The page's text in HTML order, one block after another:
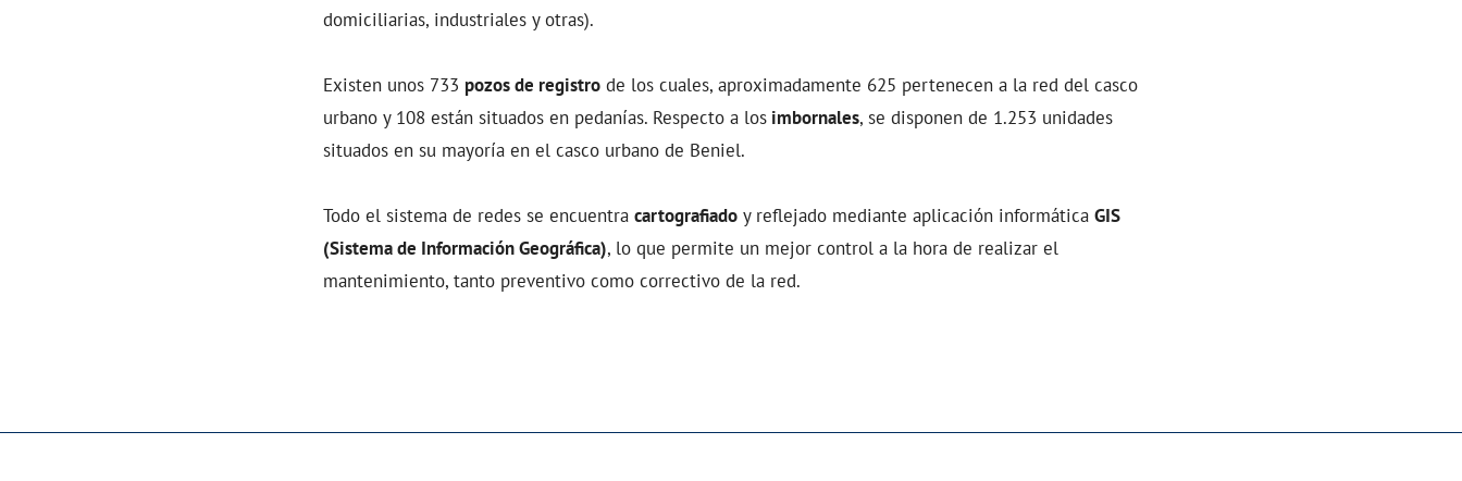
domiciliarias, industriales y otras).
Existen unos 733 pozos de registro de los cuales, aproximadamente 625 pertenecen a la red del casco
urbano y 108 están situados en pedanías. Respecto a los imbornales, se disponen de 1.253 unidades
situados en su mayoría en el casco urbano de Beniel.
Todo el sistema de redes se encuentra cartografiado y reflejado mediante aplicación informática GIS
(Sistema de Información Geográfica), lo que permite un mejor control a la hora de realizar el
mantenimiento, tanto preventivo como correctivo de la red.